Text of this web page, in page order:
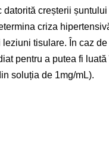
creșterii
criza
tisulare. În caz
pentru a putea fi
soluția de 1mg/mL).